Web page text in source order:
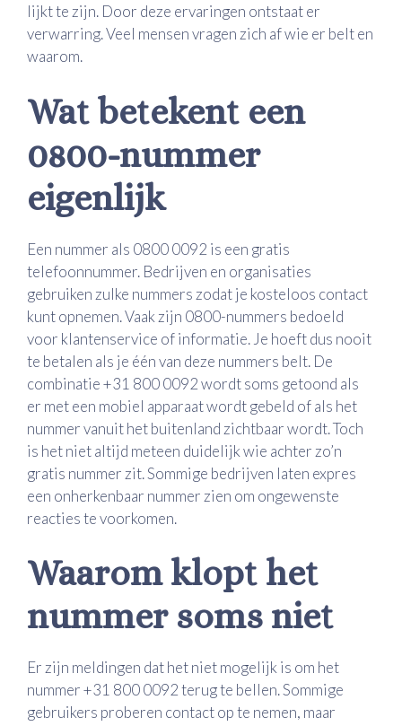
lijkt te zijn. Door deze ervaringen ontstaat er
verwarring. Veel mensen vragen zich af wie er belt en
waarom.
Wat betekent een
0800-nummer
eigenlijk
Een nummer als 0800 0092 is een gratis
telefoonnummer. Bedrijven en organisaties
gebruiken zulke nummers zodat je kosteloos contact
kunt opnemen. Vaak zijn 0800-nummers bedoeld
voor klantenservice of informatie. Je hoeft dus nooit
te betalen als je één van deze nummers belt. De
combinatie +31 800 0092 wordt soms getoond als
er met een mobiel apparaat wordt gebeld of als het
nummer vanuit het buitenland zichtbaar wordt. Toch
is het niet altijd meteen duidelijk wie achter zo’n
gratis nummer zit. Sommige bedrijven laten expres
een onherkenbaar nummer zien om ongewenste
reacties te voorkomen.
Waarom klopt het
nummer soms niet
Er zijn meldingen dat het niet mogelijk is om het
nummer +31 800 0092 terug te bellen. Sommige
gebruikers proberen contact op te nemen, maar